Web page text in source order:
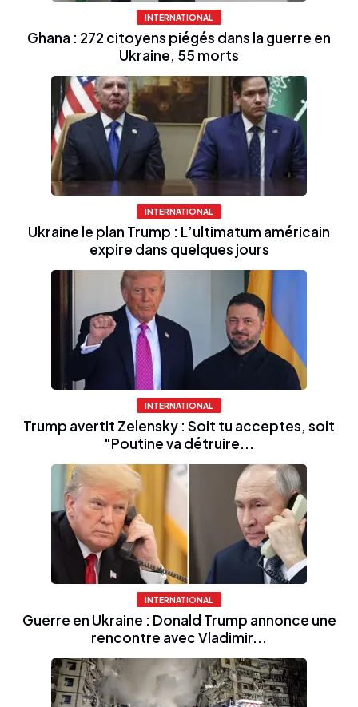
INTERNATIONAL
Ghana : 272 citoyens piégés dans la guerre en
Ukraine, 55 morts
INTERNATIONAL
Ukraine le plan Trump : L’ultimatum américain
expire dans quelques jours
INTERNATIONAL
Trump avertit Zelensky : Soit tu acceptes, soit
"Poutine va détruire...
INTERNATIONAL
Guerre en Ukraine : Donald Trump annonce une
rencontre avec Vladimir...